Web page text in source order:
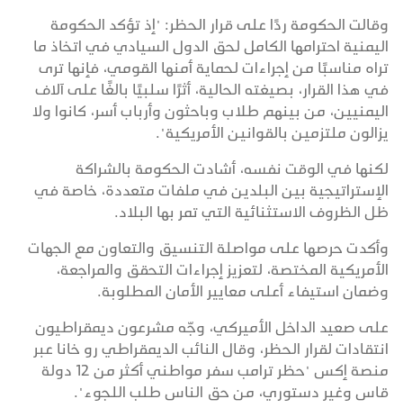
وقالت الحكومة ردًا على قرار الحظر: "إذ تؤكد الحكومة
اليمنية احترامها الكامل لحق الدول السيادي في اتخاذ ما
تراه مناسبًا من إجراءات لحماية أمنها القومي، فإنها ترى
في هذا القرار، بصيغته الحالية، أثرًا سلبيًا بالغًا على آلاف
اليمنيين، من بينهم طلاب وباحثون وأرباب أسر، كانوا ولا
يزالون ملتزمين بالقوانين الأمريكية".
لكنها في الوقت نفسه، أشادت الحكومة بالشراكة
الإستراتيجية بين البلدين في ملفات متعددة، خاصة في
ظل الظروف الاستثنائية التي تمر بها البلاد.
وأكدت حرصها على مواصلة التنسيق والتعاون مع الجهات
الأمريكية المختصة، لتعزيز إجراءات التحقق والمراجعة،
وضمان استيفاء أعلى معايير الأمان المطلوبة.
على صعيد الداخل الأميركي، وجّه مشرعون ديمقراطيون
انتقادات لقرار الحظر، وقال النائب الديمقراطي رو خانا عبر
منصة إكس "حظر ترامب سفر مواطني أكثر من 12 دولة
قاس وغير دستوري، من حق الناس طلب اللجوء".